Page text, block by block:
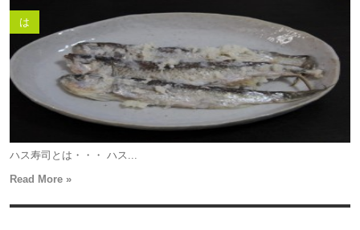
は
ハス寿司とは・・・ ハス...
Read More »